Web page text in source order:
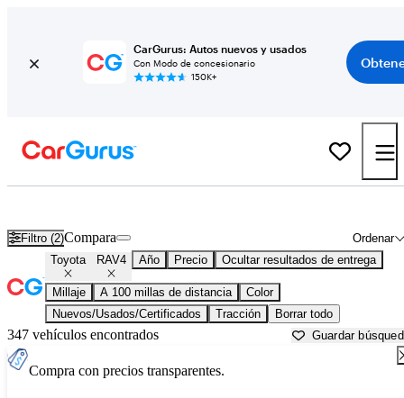
CarGurus: Autos nuevos y usados
Con Modo de concesionario
150K+
Filtro (2) Ordenar
Compara
Toyota RAV4 Año Precio Ocultar resultados de entrega
Millaje A 100 millas de distancia
Color
Nuevos/Usados/Certificados
Tracción Borrar todo
347 vehículos encontrados Guardar
Compra con precios transparentes.